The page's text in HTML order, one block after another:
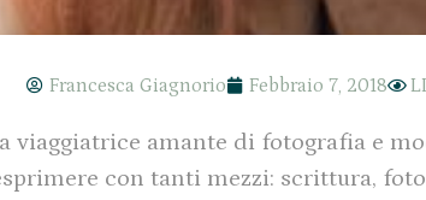
Francesca Giagnorio Febbraio 7, 2018
viaggiatrice amante di fotografia e
con tanti mezzi: scrittura,